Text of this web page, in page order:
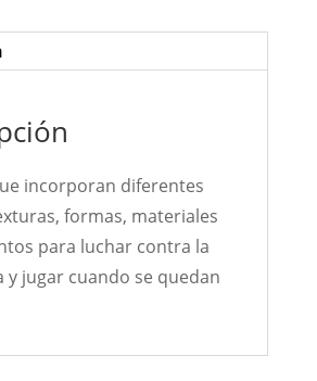
incorporan diferentes
formas, materiales
para luchar contra la
jugar cuando se quedan